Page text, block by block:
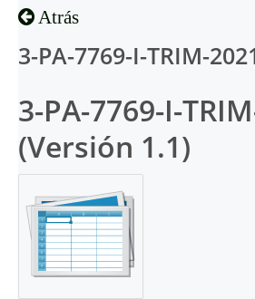
Atrás
3-PA-7769-I-TRIM-
3-PA-7769-I-
(Versión 1.1)